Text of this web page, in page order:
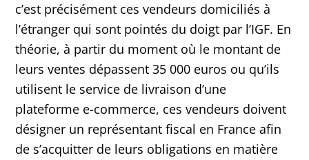
c’est précisément ces vendeurs domiciliés à
l’étranger qui sont pointés du doigt par l’IGF. En
théorie, à partir du moment où le montant de
leurs ventes dépassent 35 000 euros ou qu’ils
utilisent le service de livraison d’une
plateforme e-commerce, ces vendeurs doivent
désigner un représentant fiscal en France afin
de s’acquitter de leurs obligations en matière